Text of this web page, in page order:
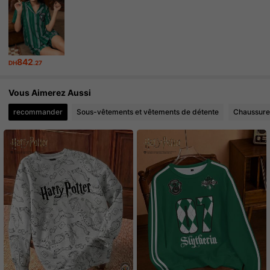
DH842.27
Vous Aimerez Aussi
recommander Sous-vêtements et vêtements de détente